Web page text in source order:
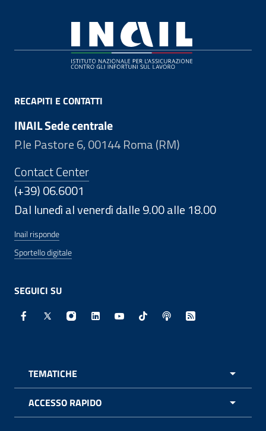
RECAPITI E CONTATTI
INAIL Sede centrale
P.le Pastore 6, 00144 Roma (RM)
Contact Center
(+39) 06.6001
Dal lunedì al venerdì dalle 9.00 alle 18.00
Inail risponde
Sportello digitale
SEGUICI SU
Facebook - Sito esterno - Apertura in nuova finestra
X - Sito esterno - Apertura in nuova finestra
Instagram - Sito esterno - Apertura in
Linkedin - Sito esterno - Apertura in
Youtube - Sito esterno -
TikTok - Sito esterno -
Spreaker - Sito
Feed RSS -
TEMATICHE
ACCESSO RAPIDO